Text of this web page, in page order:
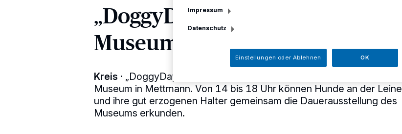
„DoggyDay“ im Neanderthal
Museum
Kreis · „DoggyDay“ heißt es am Freitag, 6. Januar, im Neanderthal
Museum in Mettmann. Von 14 bis 18 Uhr können Hunde an der Leine
und ihre gut erzogenen Halter gemeinsam die Dauerausstellung des
Museums erkunden.
Impressum
Datenschutz
Einstellungen oder Ablehnen OK